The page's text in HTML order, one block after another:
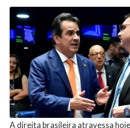
A direita brasileira atravessa